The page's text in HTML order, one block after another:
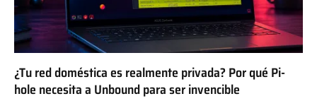
¿Tu red doméstica es realmente privada? Por qué Pi-
hole necesita a Unbound para ser invencible